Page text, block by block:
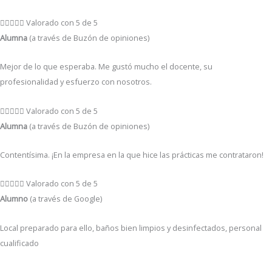
 Valorado con 5 de 5
Alumna (a través de Buzón de opiniones)
Mejor de lo que esperaba. Me gustó mucho el docente, su
profesionalidad y esfuerzo con nosotros.
 Valorado con 5 de 5
Alumna (a través de Buzón de opiniones)
Contentísima. ¡En la empresa en la que hice las prácticas me contrataron!
 Valorado con 5 de 5
Alumno (a través de Google)
Local preparado para ello, baños bien limpios y desinfectados, personal
cualificado